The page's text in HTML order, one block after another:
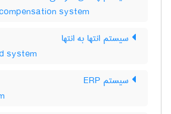
system
سیستم انتها به انتها
system
سیستم ERP